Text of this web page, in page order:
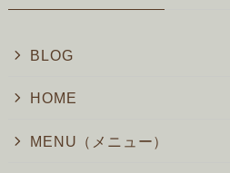
BLOG
HOME
MENU（メニュー）